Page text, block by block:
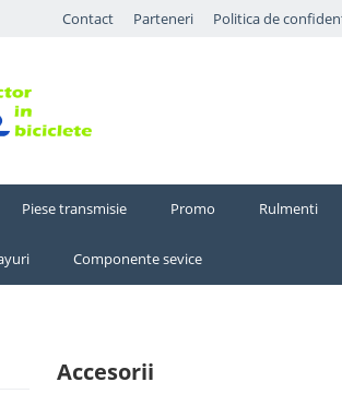
Contact ​Parteneri Politica de
Piese transmisie Promo Rulmenti
Componente sevice
Accesorii